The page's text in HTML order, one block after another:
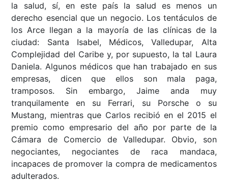
la salud, sí, en este país la salud es menos un
derecho esencial que un negocio. Los tentáculos de
los Arce llegan a la mayoría de las clínicas de la
ciudad: Santa Isabel, Médicos, Valledupar, Alta
Complejidad del Caribe y, por supuesto, la tal Laura
Daniela. Algunos médicos que han trabajado en sus
empresas, dicen que ellos son mala paga,
tramposos. Sin embargo, Jaime anda muy
tranquilamente en su Ferrari, su Porsche o su
Mustang, mientras que Carlos recibió en el 2015 el
premio como empresario del año por parte de la
Cámara de Comercio de Valledupar. Obvio, son
negociantes, negociantes de raca mandaca,
incapaces de promover la compra de medicamentos
adulterados.